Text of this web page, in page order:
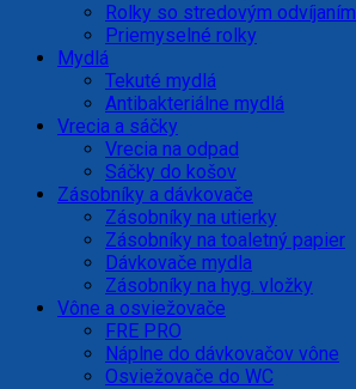
Rolky so stredovým odvíjaním
Priemyselné rolky
Mydlá
Tekuté mydlá
Antibakteriálne mydlá
Vrecia a sáčky
Vrecia na odpad
Sáčky do košov
Zásobníky a dávkovače
Zásobníky na utierky
Zásobníky na toaletný papier
Dávkovače mydla
Zásobníky na hyg. vložky
Vône a osviežovače
FRE PRO
Náplne do dávkovačov vône
Osviežovače do WC